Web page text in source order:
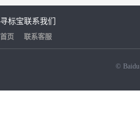
寻标宝
首页
联系我们
联系客服
© Baidu